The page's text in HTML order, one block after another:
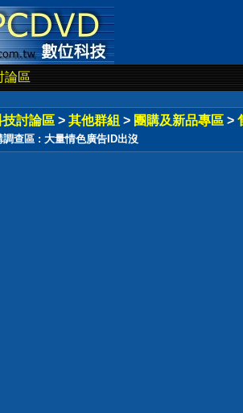
論區
技討論區 > 其他群組 > 團購及新品專區 >
查區 : 大量情色廣告ID出沒